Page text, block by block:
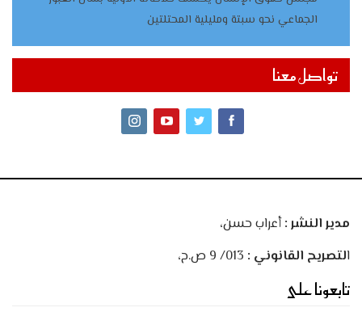
الجماعي نحو سبتة ومليلية المحتلتين
تواصل معنا
مدير النشر :أعراب حسن،
التصريح القانوني :
تابعونا على